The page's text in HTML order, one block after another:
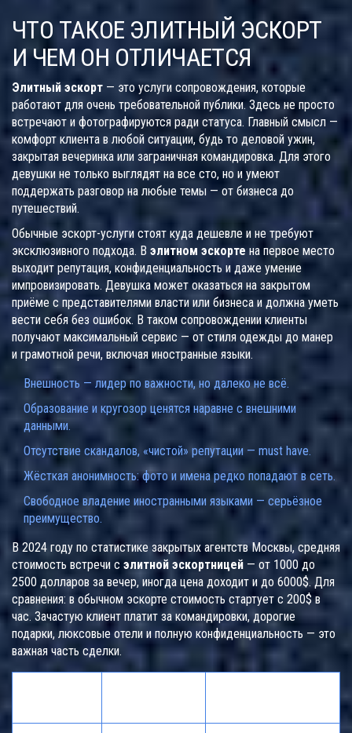
ЧТО ТАКОЕ ЭЛИТНЫЙ ЭСКОРТ
И ЧЕМ ОН ОТЛИЧАЕТСЯ
Элитный эскорт — это услуги сопровождения, которые
работают для очень требовательной публики. Здесь не просто
встречают и фотографируются ради статуса. Главный смысл —
комфорт клиента в любой ситуации, будь то деловой ужин,
закрытая вечеринка или заграничная командировка. Для этого
девушки не только выглядят на все сто, но и умеют
поддержать разговор на любые темы — от бизнеса до
путешествий.
Обычные эскорт-услуги стоят куда дешевле и не требуют
эксклюзивного подхода. В элитном эскорте на первое место
выходит репутация, конфиденциальность и даже умение
импровизировать. Девушка может оказаться на закрытом
приёме с представителями власти или бизнеса и должна уметь
вести себя без ошибок. В таком сопровождении клиенты
получают максимальный сервис — от стиля одежды до манер
и грамотной речи, включая иностранные языки.
Внешность — лидер по важности, но далеко не всё.
Образование и кругозор ценятся наравне с внешними
данными.
Отсутствие скандалов, «чистой» репутации — must have.
Жёсткая анонимность: фото и имена редко попадают в сеть.
Свободное владение иностранными языками — серьёзное
преимущество.
В 2024 году по статистике закрытых агентств Москвы, средняя
стоимость встречи с элитной эскортницей — от 1000 до
2500 долларов за вечер, иногда цена доходит и до 6000$. Для
сравнения: в обычном эскорте стоимость стартует с 200$ в
час. Зачастую клиент платит за командировки, дорогие
подарки, люксовые отели и полную конфиденциальность — это
важная часть сделки.